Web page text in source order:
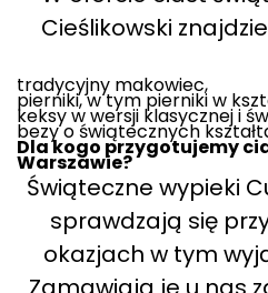
Cieślikowski
tradycyjny makowiec,
pierniki, w tym pierniki w
keksy w wersji klasycznej i
bezy o świątecznych
Dla kogo przygotujemy
Warszawie?
Świąteczne wypieki
sprawdzają się
okazjach w tym